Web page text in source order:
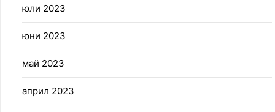
юли 2023
юни 2023
май 2023
април 2023